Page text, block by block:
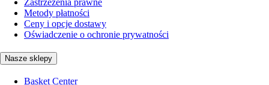
Metody płatności
Ceny i opcje dostawy
Oświadczenie o ochronie prywatności
Nasze sklepy
Basket Center